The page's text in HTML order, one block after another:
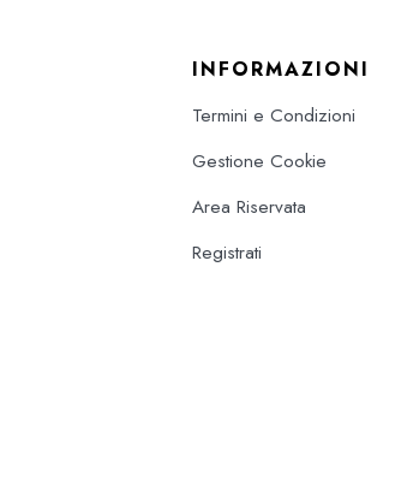
INFORMAZIONI
Termini e Condizioni
Gestione Cookie
Area Riservata
Registrati